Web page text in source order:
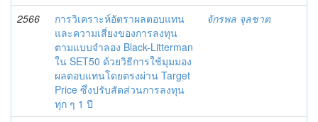
2566
การวิเคราะห์อัตราผลตอบแทน
และความเสี่ยงของการลงทุน
ตามแบบจำลอง Black-Litterman
ใน SET50 ด้วยวิธีการใช้มุมมอง
ผลตอบแทนโดยตรงผ่าน Target
Price ซึ่งปรับสัดส่วนการลงทุน
ทุก ๆ 1 ปี
จักรพล จุลชาต